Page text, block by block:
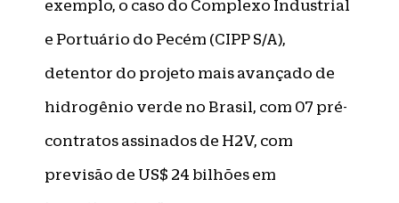
exemplo, o caso do Complexo Industrial
e Portuário do Pecém (CIPP S/A),
detentor do projeto mais avançado de
hidrogênio verde no Brasil, com 07 pré-
contratos assinados de H2V, com
previsão de US$ 24 bilhões em